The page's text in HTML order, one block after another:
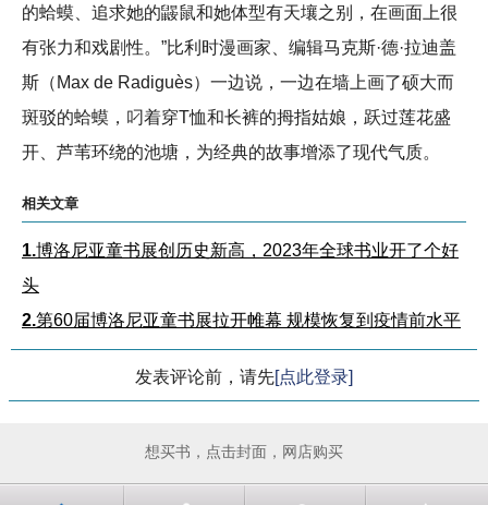
的蛤蟆、追求她的鼹鼠和她体型有天壤之别，在画面上很
有张力和戏剧性。”比利时漫画家、编辑马克斯·德·拉迪盖
斯（Max de Radiguès）一边说，一边在墙上画了硕大而
斑驳的蛤蟆，叼着穿T恤和长裤的拇指姑娘，跃过莲花盛
开、芦苇环绕的池塘，为经典的故事增添了现代气质。
相关文章
1.博洛尼亚童书展创历史新高，2023年全球书业开了个好
头
2.第60届博洛尼亚童书展拉开帷幕 规模恢复到疫情前水平
发表评论前，请先[点此登录]
想买书，点击封面，网店购买